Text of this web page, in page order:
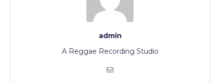
admin
A Reggae Recording Studio